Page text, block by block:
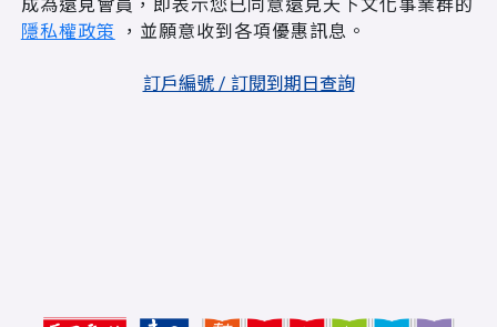
成為遠見會員，即表示您已同意遠見天下文化事業群的
隱私權政策 ，並願意收到各項優惠訊息。
訂戶編號 / 訂閱到期日查詢